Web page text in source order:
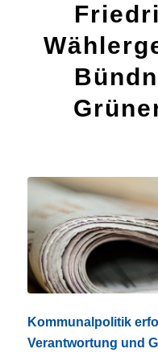
Kommunalpolitik
Verantwortung und